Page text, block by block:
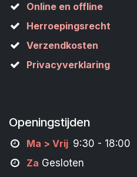
Online en offline
Herroepingsrecht
Verzendkosten
Privacyverklaring
Openingstijden
Ma > Vrij 9:30 - 18:00
Za Gesloten